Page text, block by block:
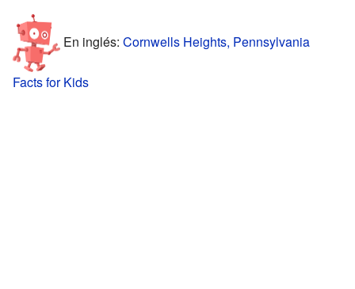
En inglés: Cornwells Heights, Pennsylvania
Facts for Kids